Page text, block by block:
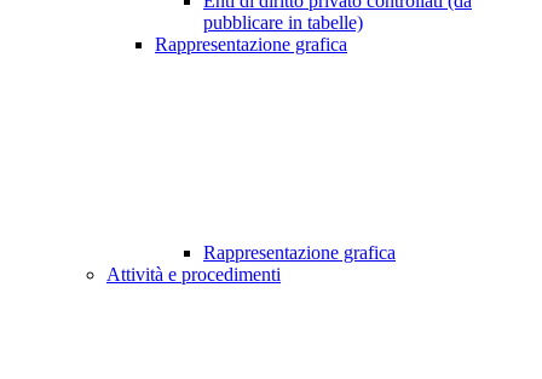
pubblicare in tabelle)
Rappresentazione grafica
Rappresentazione grafica
Attività e procedimenti